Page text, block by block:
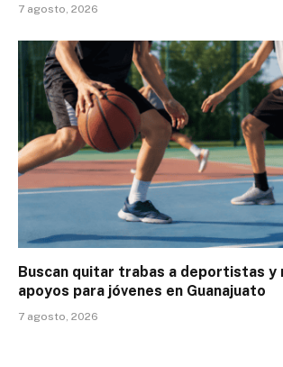
7 agosto, 2026
Buscan quitar trabas a deportistas y
apoyos para jóvenes en Guanajuato
7 agosto, 2026